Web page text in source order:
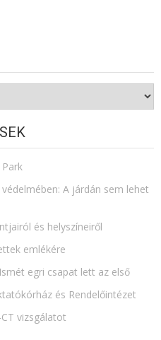
A járdán sem lehet
és helyszíneiről
emlékére​
egri csapat lett az első
és Rendelőintézet
vizsgálatot